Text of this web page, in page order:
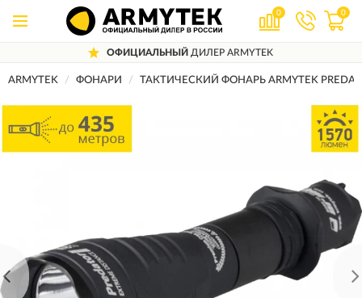
0 0
ОФИЦИАЛЬНЫЙ ДИЛЕР ARMYTEK
ARMYTEK ФОНАРИ ТАКТИЧЕСКИЙ ФОНАРЬ ARMYTEK